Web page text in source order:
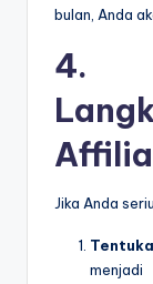
bulan, Anda
4.
Jika Anda